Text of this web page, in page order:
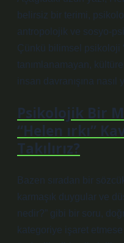
belirsiz bir terimi,
antropolojik ve
Çünkü bilimsel psikoloji
tanımlanamayan,
insan davranışına nasıl
Psikolojik Bir
“Helen ırkı”
Takılırız?
Bazen sıradan bir
karmaşık duygular ve
nedir?” gibi bir soru,
kategoriye işaret